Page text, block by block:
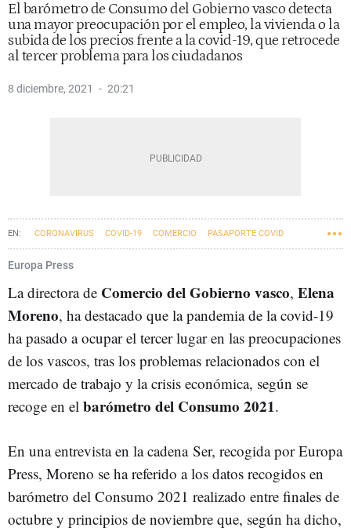
El barómetro de Consumo del Gobierno vasco detecta
una mayor preocupación por el empleo, la vivienda o la
subida de los precios frente a la covid-19, que retrocede
al tercer problema para los ciudadanos
8 diciembre, 2021 20:21
CORONAVIRUS COVID-19 COMERCIO PASAPORTE COVID
Europa Press
La directora de Comercio del Gobierno vasco, Elena
Moreno, ha destacado que la pandemia de la covid-19
ha pasado a ocupar el tercer lugar en las preocupaciones
de los vascos, tras los problemas relacionados con el
mercado de trabajo y la crisis económica, según se
recoge en el barómetro del Consumo 2021.
En una entrevista en la cadena Ser, recogida por Europa
Press, Moreno se ha referido a los datos recogidos en
barómetro del Consumo 2021 realizado entre finales de
octubre y principios de noviembre que, según ha dicho,